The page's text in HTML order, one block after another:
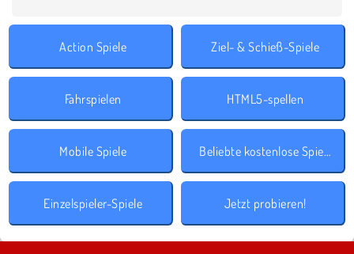
Action Spiele Ziel- & Schieß-Spiele
Fahrspielen HTML5-spellen
Mobile Spiele Beliebte kostenlose Spiele
Einzelspieler-Spiele Jetzt probieren!